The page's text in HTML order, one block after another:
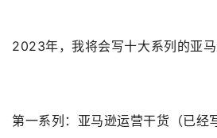
2023年，我将会写十大系列的亚马
第一系列：亚马逊运营干货（已经